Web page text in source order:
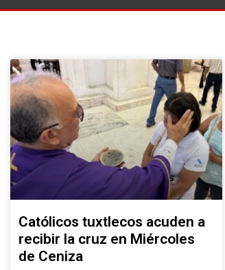
Católicos tuxtlecos acuden a
recibir la cruz en Miércoles
de Ceniza